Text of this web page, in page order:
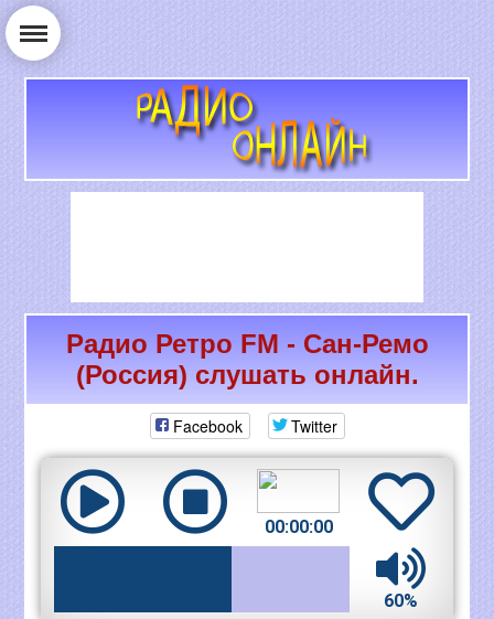
РАДИО ОНЛАЙН
Радио Ретро FM - Сан-Ремо
(Россия) слушать онлайн.
Facebook Twitter
00:00:00
60%